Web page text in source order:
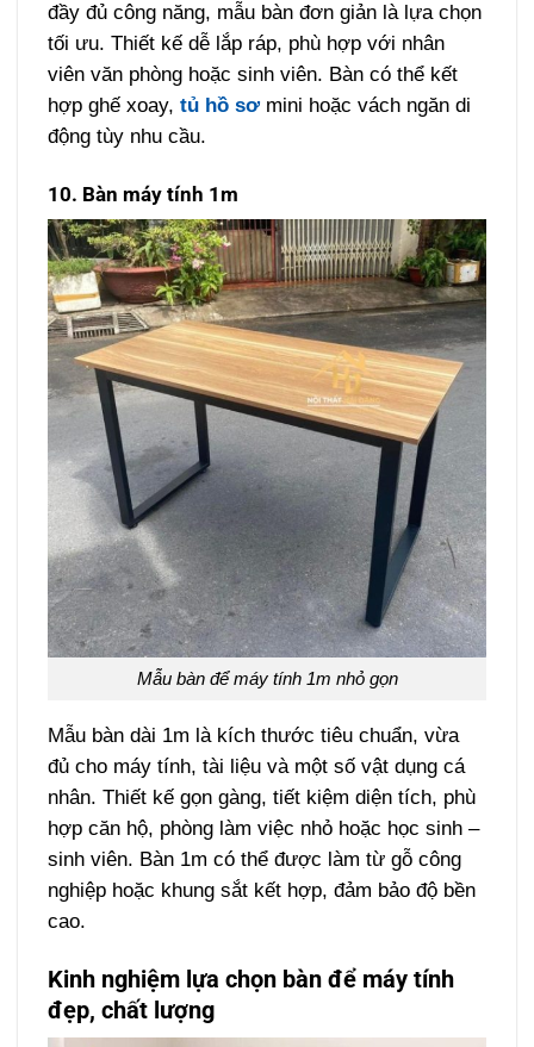
đầy đủ công năng, mẫu bàn đơn giản là lựa chọn
tối ưu. Thiết kế dễ lắp ráp, phù hợp với nhân
viên văn phòng hoặc sinh viên. Bàn có thể kết
hợp ghế xoay,tủ hồ sơmini hoặc vách ngăn di
động tùy nhu cầu.
10. Bàn máy tính 1m
Mẫu bàn để máy tính 1m nhỏ gọn
Mẫu bàn dài 1m là kích thước tiêu chuẩn, vừa
đủ cho máy tính, tài liệu và một số vật dụng cá
nhân. Thiết kế gọn gàng, tiết kiệm diện tích, phù
hợp căn hộ, phòng làm việc nhỏ hoặc học sinh –
sinh viên. Bàn 1m có thể được làm từ gỗ công
nghiệp hoặc khung sắt kết hợp, đảm bảo độ bền
cao.
Kinh nghiệm lựa chọn bàn để máy tính
đẹp, chất lượng